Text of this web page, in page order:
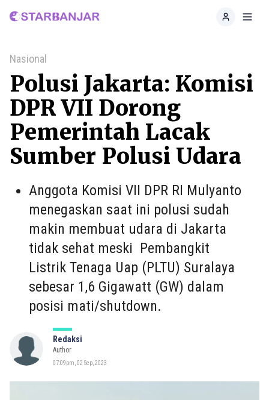
Home
Nasional
Polusi Jakarta: Komisi
DPR VII Dorong
Pemerintah Lacak
Sumber Polusi Udara
Anggota Komisi VII DPR RI Mulyanto
menegaskan saat ini polusi sudah
makin membuat udara di Jakarta
tidak sehat meski Pembangkit
Listrik Tenaga Uap (PLTU) Suralaya
sebesar 1,6 Gigawatt (GW) dalam
posisi mati/shutdown.
Redaksi
Author
07:09pm, 02 Sep, 2023